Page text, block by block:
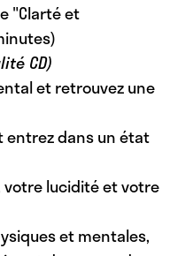
"Clarté et
CD)
et retrouvez une
entrez dans un état
votre lucidité et votre
et mentales,